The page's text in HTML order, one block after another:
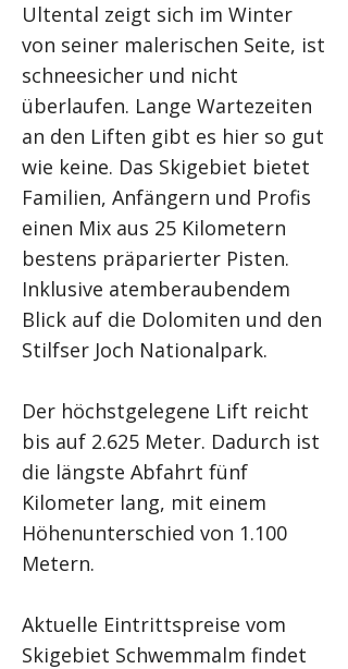
Ultental zeigt sich im Winter
von seiner malerischen Seite, ist
schneesicher und nicht
überlaufen. Lange Wartezeiten
an den Liften gibt es hier so gut
wie keine. Das Skigebiet bietet
Familien, Anfängern und Profis
einen Mix aus 25 Kilometern
bestens präparierter Pisten.
Inklusive atemberaubendem
Blick auf die Dolomiten und den
Stilfser Joch Nationalpark.
Der höchstgelegene Lift reicht
bis auf 2.625 Meter. Dadurch ist
die längste Abfahrt fünf
Kilometer lang, mit einem
Höhenunterschied von 1.100
Metern.
Aktuelle Eintrittspreise vom
Skigebiet Schwemmalm findet